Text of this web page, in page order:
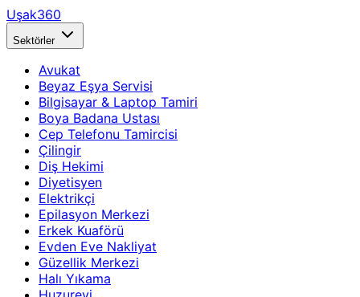
Uşak360
Sektörler
Avukat
Beyaz Eşya Servisi
Bilgisayar & Laptop Tamiri
Boya Badana Ustası
Cep Telefonu Tamircisi
Çilingir
Diş Hekimi
Diyetisyen
Elektrikçi
Epilasyon Merkezi
Erkek Kuaförü
Evden Eve Nakliyat
Güzellik Merkezi
Halı Yıkama